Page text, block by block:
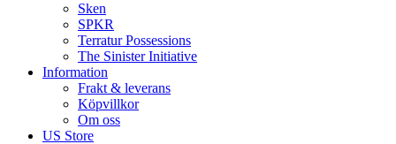
Sken
SPKR
Terratur Possessions
The Sinister Initiative
Information
Frakt & leverans
Köpvillkor
Om oss
US Store